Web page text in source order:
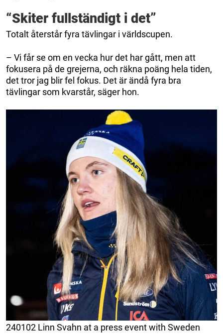
“Skiter fullständigt i det”
Totalt återstår fyra tävlingar i världscupen.
– Vi får se om en vecka hur det har gått, men att
fokusera på de grejerna, och räkna poäng hela tiden,
det tror jag blir fel fokus. Det är ändå fyra bra
tävlingar som kvarstår, säger hon.
240102 Linn Svahn at a press event with Sweden